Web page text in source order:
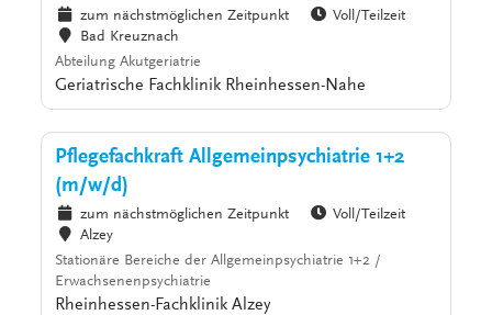
zum nächstmöglichen Zeitpunkt
Voll/Teilzeit
Bad Kreuznach
Abteilung Akutgeriatrie
Geriatrische Fachklinik Rheinhessen-Nahe
Pflegefachkraft Allgemeinpsychiatrie 1+2
(m/w/d)
zum nächstmöglichen Zeitpunkt
Voll/Teilzeit
Alzey
Stationäre Bereiche der Allgemeinpsychiatrie 1+2 /
Erwachsenenpsychiatrie
Rheinhessen-Fachklinik Alzey